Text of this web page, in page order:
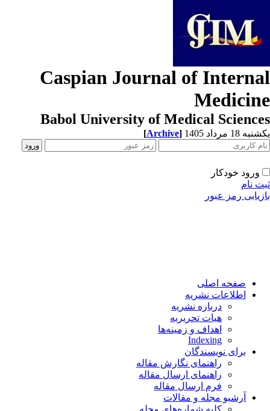
Caspian Journal of
Babol University of Medical
18 مرداد 1405 [Archive]
ورود خودکار
نام
رمز عبور
صفحه اصلی
اطلاعات نشریه
درباره نشریه
هیات تحریریه
اهداف و زمینه‌ها
Indexing
برای نویسندگان
راهنمای نگارش مقاله
راهنمای ارسال مقاله
فرم ارسال مقاله
آرشیو مجله و مقالات
کلیه شماره‌های مجله